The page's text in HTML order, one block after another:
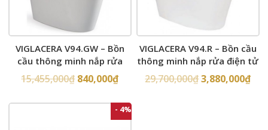
VIGLACERA V94.GW – Bồn
cầu thông minh nắp rửa
điện tử
15,455,000₫ 840,000₫
VIGLACERA V94.R – Bồn cầu
thông minh nắp rửa điện tử
29,700,000₫3,880,000₫
- 4%